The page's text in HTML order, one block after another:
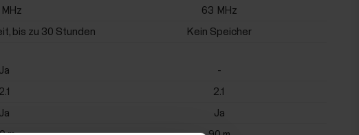
MHz 63 MHz
bis zu 30 Stunden Kein Speicher
Ja -
2.1 2.1
Ja Ja